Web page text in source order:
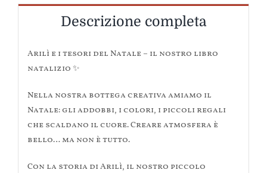
Descrizione completa
Arilì e i tesori del Natale – il nostro libro
natalizio ✨
Nella nostra bottega creativa amiamo il
Natale: gli addobbi, i colori, i piccoli regali
che scaldano il cuore. Creare atmosfera è
bello… ma non è tutto.
Con la storia di Arilì, il nostro piccolo